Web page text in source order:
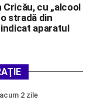
Cricău, cu „alcool
stradă din
aparatul
acum 2 zile